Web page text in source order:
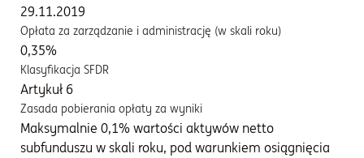
29.11.2019
Opłata za zarządzanie i administrację (w skali roku)
0,35%
Klasyfikacja SFDR
Artykuł 6
Zasada pobierania opłaty za wyniki
Maksymalnie 0,1% wartości aktywów netto
subfunduszu w skali roku, pod warunkiem osiągnięcia